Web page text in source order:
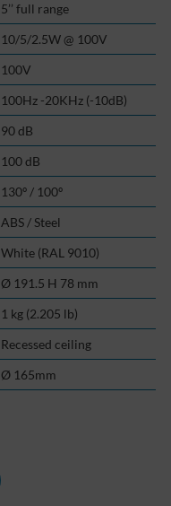
5’’ full range
10/5/2.5W @ 100V
100V
100Hz -20KHz (-10dB)
90 dB
100 dB
130º / 100º
ABS / Steel
White (RAL 9010)
Ø 191.5 H 78 mm
1 kg (2.205 lb)
Recessed ceiling
Ø 165mm